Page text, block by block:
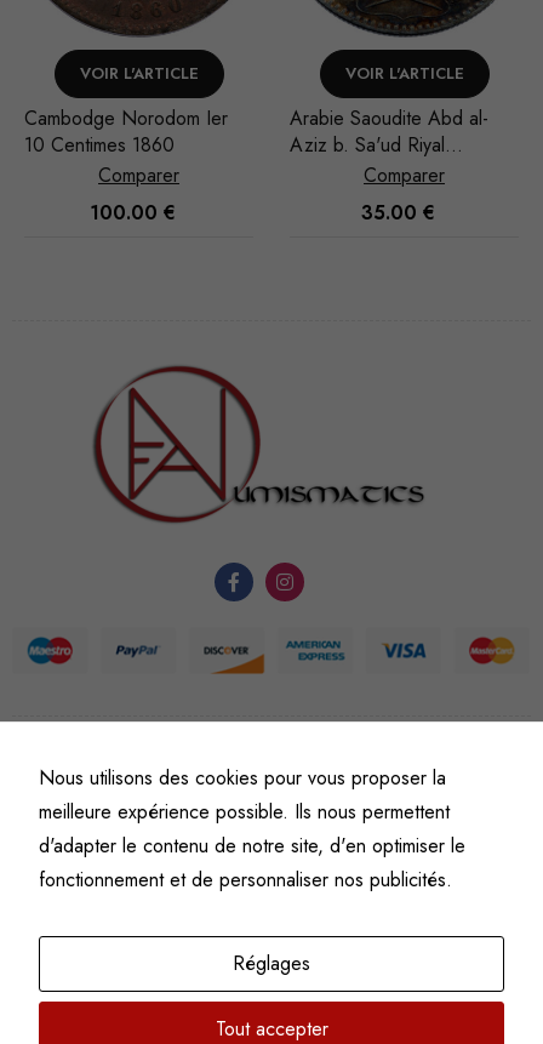
VOIR L'ARTICLE
Arabie Saoudite Abd al-
Aziz b. Sa'ud Riyal
1935/AH 1354
Comparer
35.00
VOIR L'ARTICLE
Arabie Saoudite Abd al-
Aziz b. Sa'ud Riyal
1951/AH 1370
Comparer
30.00
©Fine art numismatics– Tous droits réservés.
Politique de confidentialité
Conditions générales de vente et d’utilisation
Mentions légales
Nous utilisons des cookies pour vous proposer la
meilleure expérience possible. Ils nous permettent
d'adapter le contenu de notre site, d'en optimiser le
fonctionnement et de personnaliser nos publicités.
Réglages
Tout accepter
fonctionnement
Statistiques
Afin que
puissions
fonctionnalité
et la
structure du
site Web, en
fonction de
en est fait.